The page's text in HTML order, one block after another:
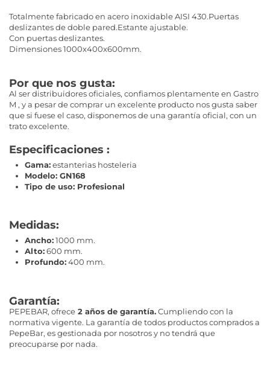
Totalmente fabricado en acero inoxidable AISI 430.Puertas
deslizantes de doble pared.Estante ajustable.
Con puertas deslizantes.
Dimensiones 1000x400x600mm.
Por que nos gusta:
Al ser distribuidores oficiales, confiamos plentamente en Gastro
M , y a pesar de comprar un excelente producto nos gusta saber
que si fuese el caso, disponemos de una garantía oficial, con un
trato excelente.
Especificaciones :
Gama:estanterias hosteleria
Modelo: GN168
Tipo de uso: Profesional
Medidas:
Ancho:1000 mm.
Alto:600 mm.
Profundo:400 mm.
Garantía:
PEPEBAR, ofrece 2 años de garantía.Cumpliendo con la
normativa vigente. La garantía de todos productos comprados a
PepeBar, es gestionada por nosotros y no tendrá que
preocuparse por nada.